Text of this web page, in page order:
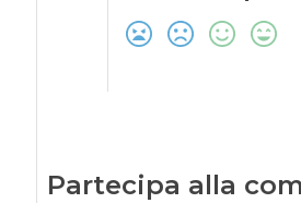
Partecipa alla